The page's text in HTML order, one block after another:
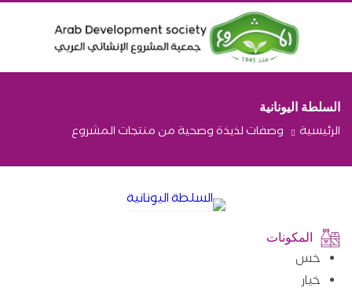
السلطة اليونانية
الرئيسية وصفات لذيذة وصحية من منتجات المشروع
المكونات
خس
خيار